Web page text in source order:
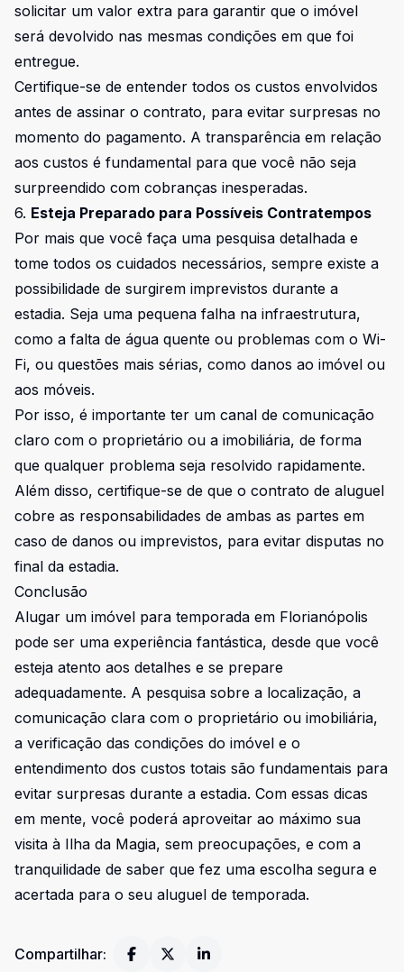
solicitar um valor extra para garantir que o imóvel
será devolvido nas mesmas condições em que foi
entregue.
Certifique-se de entender todos os custos envolvidos
antes de assinar o contrato, para evitar surpresas no
momento do pagamento. A transparência em relação
aos custos é fundamental para que você não seja
surpreendido com cobranças inesperadas.
6. Esteja Preparado para Possíveis Contratempos
Por mais que você faça uma pesquisa detalhada e
tome todos os cuidados necessários, sempre existe a
possibilidade de surgirem imprevistos durante a
estadia. Seja uma pequena falha na infraestrutura,
como a falta de água quente ou problemas com o Wi-
Fi, ou questões mais sérias, como danos ao imóvel ou
aos móveis.
Por isso, é importante ter um canal de comunicação
claro com o proprietário ou a imobiliária, de forma
que qualquer problema seja resolvido rapidamente.
Além disso, certifique-se de que o contrato de aluguel
cobre as responsabilidades de ambas as partes em
caso de danos ou imprevistos, para evitar disputas no
final da estadia.
Conclusão
Alugar um imóvel para temporada em Florianópolis
pode ser uma experiência fantástica, desde que você
esteja atento aos detalhes e se prepare
adequadamente. A pesquisa sobre a localização, a
comunicação clara com o proprietário ou imobiliária,
a verificação das condições do imóvel e o
entendimento dos custos totais são fundamentais para
evitar surpresas durante a estadia. Com essas dicas
em mente, você poderá aproveitar ao máximo sua
visita à Ilha da Magia, sem preocupações, e com a
tranquilidade de saber que fez uma escolha segura e
acertada para o seu aluguel de temporada.
Compartilhar: